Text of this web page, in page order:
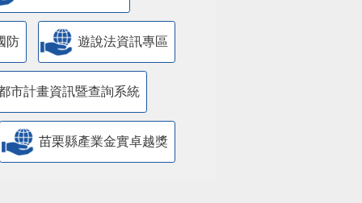
防 遊說法資訊專區
市計畫資訊暨查詢系統
苗栗縣產業金實卓越獎